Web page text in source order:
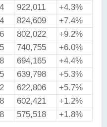
922,011
+4.3%
824,609
+7.4%
802,022
+9.2%
740,755
+6.0%
694,165
+4.4%
639,798
+5.3%
622,806
+5.7%
602,421
+1.2%
575,518 +1.8%